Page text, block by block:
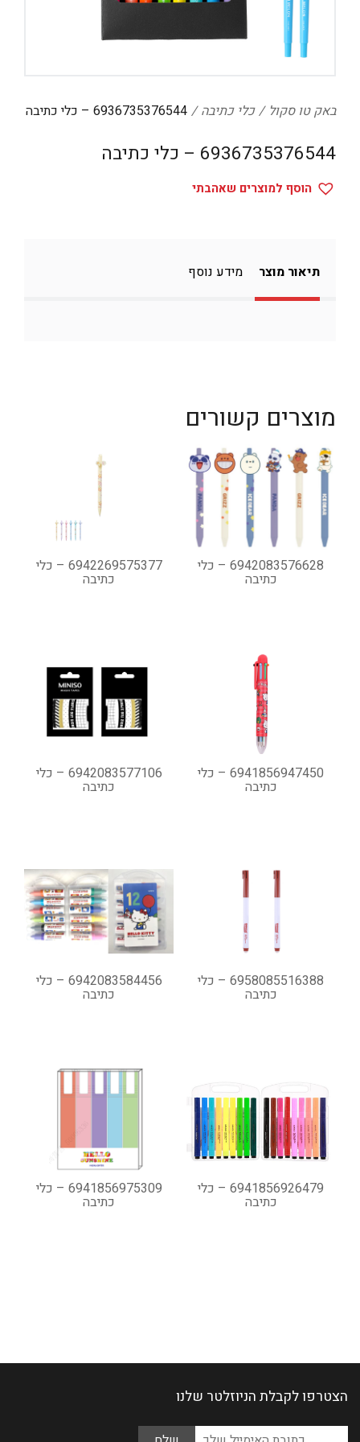
דיגיטל
הום אקססוריז
טיפוח
מסיבות וימי הולדת
באק טו סקול כלי כתיבה 6936735376544 – כלי כתיבה
6936735376544 – כלי כתיבה
הוסף למוצרים שאהבתי
תיאור מוצר מידע נוסף
מוצרים קשורים
6942083576628 – כלי
כתיבה
6942269575377 – כלי
כתיבה
6941856947450 – כלי
כתיבה
6942083577106 – כלי
כתיבה
6958085516388 – כלי
כתיבה
6942083584456 – כלי
כתיבה
6941856926479 – כלי
כתיבה
6941856975309 – כלי
כתיבה
הצטרפו לקבלת הניוזלטר שלנו
Please